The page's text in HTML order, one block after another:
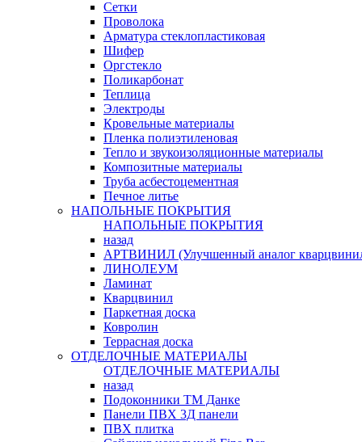
Сетки
Проволока
Арматура стеклопластиковая
Шифер
Оргстекло
Поликарбонат
Теплица
Электроды
Кровельные материалы
Пленка полиэтиленовая
Тепло и звукоизоляционные материалы
Композитные материалы
Труба асбестоцементная
Печное литье
НАПОЛЬНЫЕ ПОКРЫТИЯ
НАПОЛЬНЫЕ ПОКРЫТИЯ
назад
АРТВИНИЛ (Улучшенный аналог
ЛИНОЛЕУМ
Ламинат
Кварцвинил
Паркетная доска
Ковролин
Террасная доска
ОТДЕЛОЧНЫЕ МАТЕРИАЛЫ
ОТДЕЛОЧНЫЕ МАТЕРИАЛЫ
назад
Подоконники ТМ Данке
Панели ПВХ 3Д панели
ПВХ плитка